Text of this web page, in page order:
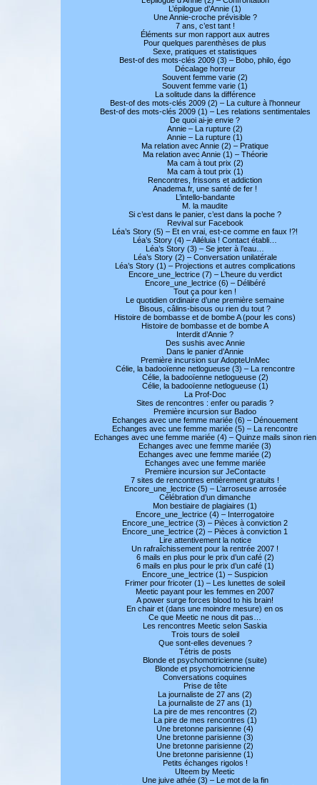
L’épilogue d’Annie (1)
Une Annie-croche prévisible ?
7 ans, c’est tant !
Éléments sur mon rapport aux autres
Pour quelques parenthèses de plus
Sexe, pratiques et statistiques
Best-of des mots-clés 2009 (3) – Bobo, philo, égo
Décalage horreur
Souvent femme varie (2)
Souvent femme varie (1)
La solitude dans la différence
Best-of des mots-clés 2009 (2) – La culture à l’honneur
Best-of des mots-clés 2009 (1) – Les relations sentimentales
De quoi ai-je envie ?
Annie – La rupture (2)
Annie – La rupture (1)
Ma relation avec Annie (2) – Pratique
Ma relation avec Annie (1) – Théorie
Ma cam à tout prix (2)
Ma cam à tout prix (1)
Rencontres, frissons et addiction
Anadema.fr, une santé de fer !
L’intello-bandante
M. la maudite
Si c’est dans le panier, c’est dans la poche ?
Revival sur Facebook
Léa’s Story (5) – Et en vrai, est-ce comme en faux !?!
Léa’s Story (4) – Alléluia ! Contact établi…
Léa’s Story (3) – Se jeter à l’eau…
Léa’s Story (2) – Conversation unilatérale
Léa’s Story (1) – Projections et autres complications
Encore_une_lectrice (7) – L’heure du verdict
Encore_une_lectrice (6) – Délibéré
Tout ça pour ken !
Le quotidien ordinaire d’une première semaine
Bisous, câlins-bisous ou rien du tout ?
Histoire de bombasse et de bombe A (pour les cons)
Histoire de bombasse et de bombe A
Interdit d’Annie ?
Des sushis avec Annie
Dans le panier d’Annie
Première incursion sur AdopteUnMec
Célie, la badooïenne netlogueuse (3) – La rencontre
Célie, la badooïenne netlogueuse (2)
Célie, la badooïenne netlogueuse (1)
La Prof-Doc
Sites de rencontres : enfer ou paradis ?
Première incursion sur Badoo
Echanges avec une femme mariée (6) – Dénouement
Echanges avec une femme mariée (5) – La rencontre
Echanges avec une femme mariée (4) – Quinze mails sinon rien
Echanges avec une femme mariée (3)
Echanges avec une femme mariée (2)
Echanges avec une femme mariée
Première incursion sur JeContacte
7 sites de rencontres entièrement gratuits !
Encore_une_lectrice (5) – L’arroseuse arrosée
Célébration d’un dimanche
Mon bestiaire de plagiaires (1)
Encore_une_lectrice (4) – Interrogatoire
Encore_une_lectrice (3) – Pièces à conviction 2
Encore_une_lectrice (2) – Pièces à conviction 1
Lire attentivement la notice
Un rafraîchissement pour la rentrée 2007 !
6 mails en plus pour le prix d’un café (2)
6 mails en plus pour le prix d’un café (1)
Encore_une_lectrice (1) – Suspicion
Frimer pour fricoter (1) – Les lunettes de soleil
Meetic payant pour les femmes en 2007
A power surge forces blood to his brain!
En chair et (dans une moindre mesure) en os
Ce que Meetic ne nous dit pas…
Les rencontres Meetic selon Saskia
Trois tours de soleil
Que sont-elles devenues ?
Tétris de posts
Blonde et psychomotricienne (suite)
Blonde et psychomotricienne
Conversations coquines
Prise de tête
La journaliste de 27 ans (2)
La journaliste de 27 ans (1)
La pire de mes rencontres (2)
La pire de mes rencontres (1)
Une bretonne parisienne (4)
Une bretonne parisienne (3)
Une bretonne parisienne (2)
Une bretonne parisienne (1)
Petits échanges rigolos !
Ulteem by Meetic
Une juive athée (3) – Le mot de la fin